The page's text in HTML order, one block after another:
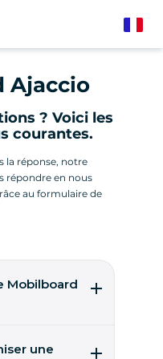
Ajaccio
? Voici les
courantes.
la réponse, notre
répondre en nous
au formulaire de
Mobilboard
une